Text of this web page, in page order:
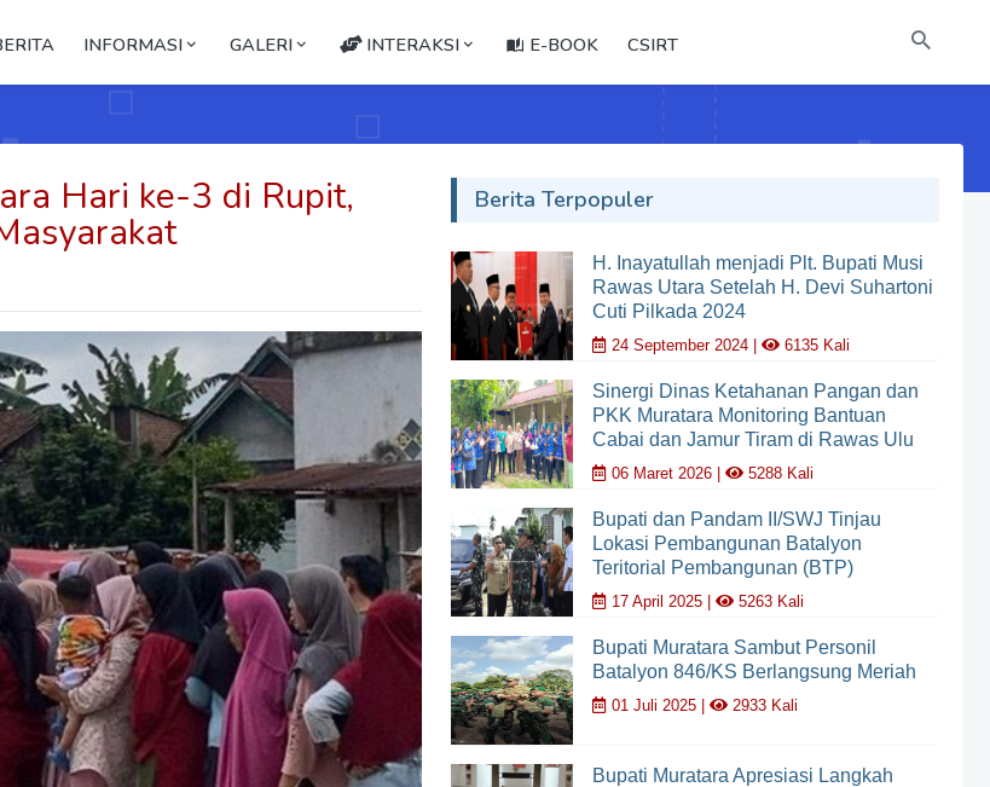
INFORMASI GALERI INTERAKSI E-BOOK CSIRT
Hari ke-3 di Rupit, Berita Terpopuler
H. Inayatullah menjadi Plt. Bupati Musi
Rawas Utara Setelah H. Devi Suhartoni
Cuti Pilkada 2024
24 September 2024 | 6135 Kali
Sinergi Dinas Ketahanan Pangan dan
PKK Muratara Monitoring Bantuan
Cabai dan Jamur Tiram di Rawas Ulu
06 Maret 2026 | 5288 Kali
Bupati dan Pandam II/SWJ Tinjau
Lokasi Pembangunan Batalyon
Teritorial Pembangunan (BTP)
17 April 2025 | 5263 Kali
Bupati Muratara Sambut Personil
Batalyon 846/KS Berlangsung Meriah
01 Juli 2025 | 2933 Kali
Bupati Muratara Apresiasi Langkah